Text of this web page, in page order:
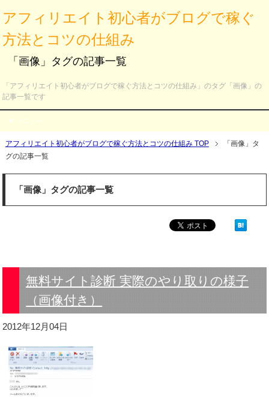
アフィリエイト初心者がブログで稼ぐ
方法とコツの仕組み
「画像」タグの記事一覧
「アフィリエイト初心者がブログで稼ぐ方法とコツの仕組み」のタグ「画像」の
記事一覧です
メニュー
アフィリエイト初心者がブログで稼ぐ方法とコツの仕組み TOP
「画像」タ
グの記事一覧
「画像」タグの記事一覧
無料サイト診断 実際のやり取りの様子
（画像付き）
2012年12月04日